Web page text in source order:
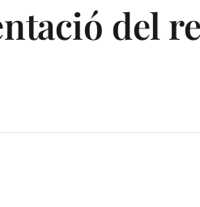
del